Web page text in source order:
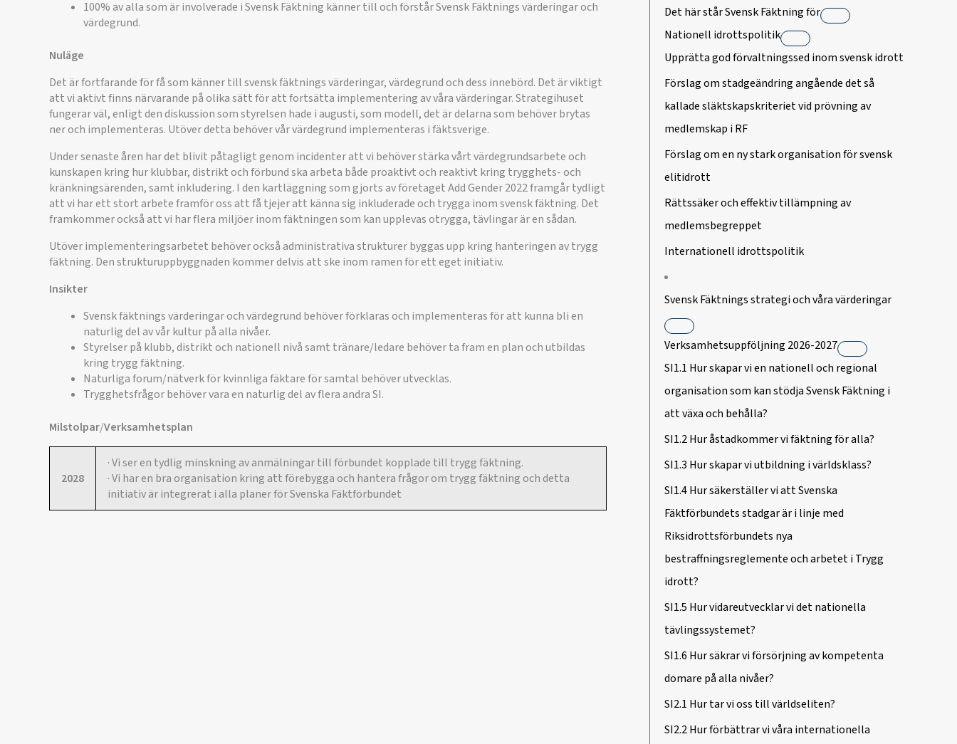
100% av alla som är involverade i Svensk Fäktning känner till och förstår Svensk Fäktnings värderingar och
värdegrund.
Nuläge
Det är fortfarande för få som känner till svensk fäktnings värderingar, värdegrund och dess innebörd. Det är viktigt
att vi aktivt finns närvarande på olika sätt för att fortsätta implementering av våra värderingar. Strategihuset
fungerar väl, enligt den diskussion som styrelsen hade i augusti, som modell, det är delarna som behöver brytas
ner och implementeras. Utöver detta behöver vår värdegrund implementeras i fäktsverige.
Under senaste åren har det blivit påtagligt genom incidenter att vi behöver stärka vårt värdegrundsarbete och
kunskapen kring hur klubbar, distrikt och förbund ska arbeta både proaktivt och reaktivt kring trygghets- och
kränkningsärenden, samt inkludering. I den kartläggning som gjorts av företaget Add Gender 2022 framgår tydligt
att vi har ett stort arbete framför oss att få tjejer att känna sig inkluderade och trygga inom svensk fäktning. Det
framkommer också att vi har flera miljöer inom fäktningen som kan upplevas otrygga, tävlingar är en sådan.
Utöver implementeringsarbetet behöver också administrativa strukturer byggas upp kring hanteringen av trygg
fäktning. Den strukturuppbyggnaden kommer delvis att ske inom ramen för ett eget initiativ.
Insikter
Svensk fäktnings värderingar och värdegrund behöver förklaras och implementeras för att kunna bli en
naturlig del av vår kultur på alla nivåer.
Styrelser på klubb, distrikt och nationell nivå samt tränare/ledare behöver ta fram en plan och utbildas
kring trygg fäktning.
Naturliga forum/nätverk för kvinnliga fäktare för samtal behöver utvecklas.
Trygghetsfrågor behöver vara en naturlig del av flera andra SI.
Milstolpar/Verksamhetsplan
2028
· Vi ser en tydlig minskning av anmälningar till förbundet kopplade till trygg fäktning.
· Vi har en bra organisation kring att förebygga och hantera frågor om trygg fäktning och detta
initiativ är integrerat i alla planer för Svenska Fäktförbundet
Det här står Svensk Fäktning för
Nationell idrottspolitik
Upprätta god förvaltningssed inom svensk idrott
Förslag om stadgeändring angående det så
kallade släktskapskriteriet vid prövning av
medlemskap i RF
Förslag om en ny stark organisation för svensk
elitidrott
Rättssäker och effektiv tillämpning av
medlemsbegreppet
Internationell idrottspolitik
Svensk Fäktnings strategi och våra värderingar
Verksamhetsuppföljning 2026-2027
SI1.1 Hur skapar vi en nationell och regional
organisation som kan stödja Svensk Fäktning i
att växa och behålla?
SI1.2 Hur åstadkommer vi fäktning för alla?
SI1.3 Hur skapar vi utbildning i världsklass?
SI1.4 Hur säkerställer vi att Svenska
Fäktförbundets stadgar är i linje med
Riksidrottsförbundets nya
bestraffningsreglemente och arbetet i Trygg
idrott?
SI1.5 Hur vidareutvecklar vi det nationella
tävlingssystemet?
SI1.6 Hur säkrar vi försörjning av kompetenta
domare på alla nivåer?
SI2.1 Hur tar vi oss till världseliten?
SI2.2 Hur förbättrar vi våra internationella